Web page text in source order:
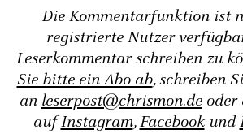
Die Kommentarfunktion ist
registrierte Nutzer
Leserkommentar schreiben zu
Sie bitte ein Abo ab, schreiben
an leserpost@chrismon.de oder
aufInstagram,Facebookund